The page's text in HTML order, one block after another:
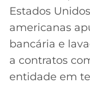
ONLINE
2026
GRÊMIO
MG
Estados
americanas
bancária e
a contratos
entidade em